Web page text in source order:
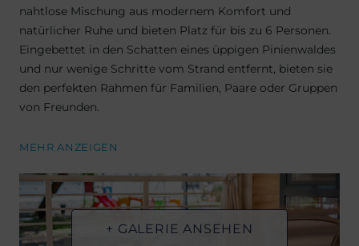
nahtlose Mischung aus modernem Komfort und
natürlicher Ruhe und bieten Platz für bis zu 6 Personen.
Eingebettet in den Schatten eines üppigen Pinienwaldes
und nur wenige Schritte vom Strand entfernt, bieten sie
den perfekten Rahmen für Familien, Paare oder Gruppen
von Freunden.
MEHR ANZEIGEN
+ GALERIE ANSEHEN